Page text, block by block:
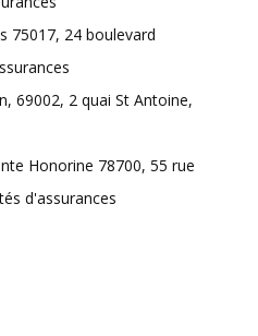
75017, 24 boulevard
69002, 2 quai St Antoine,
Honorine 78700, 55 rue
d'assurances